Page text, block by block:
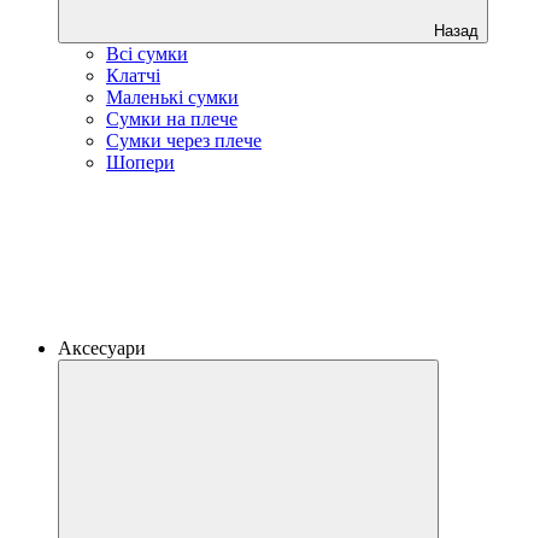
Назад
Всі сумки
Клатчі
Маленькі сумки
Сумки на плече
Сумки через плече
Шопери
Аксесуари